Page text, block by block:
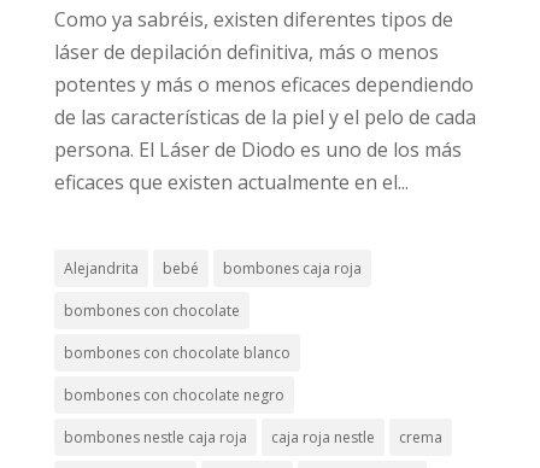
Como ya sabréis, existen diferentes tipos de
láser de depilación definitiva, más o menos
potentes y más o menos eficaces dependiendo
de las características de la piel y el pelo de cada
persona. El Láser de Diodo es uno de los más
eficaces que existen actualmente en el...
Alejandrita bebé bombones caja roja
bombones con chocolate
bombones con chocolate blanco
bombones con chocolate negro
bombones nestle caja roja caja roja nestle crema